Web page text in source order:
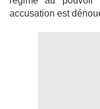
accusation est